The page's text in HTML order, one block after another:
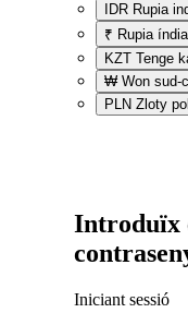
IDR Rupia
₹ Rupia índia
KZT Tenge
₩ Won sud-
PLN Zloty
Introduïx
Iniciant sessió